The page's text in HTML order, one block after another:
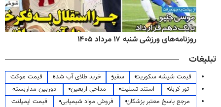
روزنامه‌های ورزشی شنبه ۱۷ مرداد ۱۴۰۵
تبلیغات
قیمت شیشه سکوریت سفیر خرید طلای آب شده
قیمت موکت
تور کربلا
استند تسلیت مداحی اربعین
دوربین مداربسته
مرجع پاسخ معتبر پزشکان
فروش مواد شیمیایی
قیمت ایمپلنت